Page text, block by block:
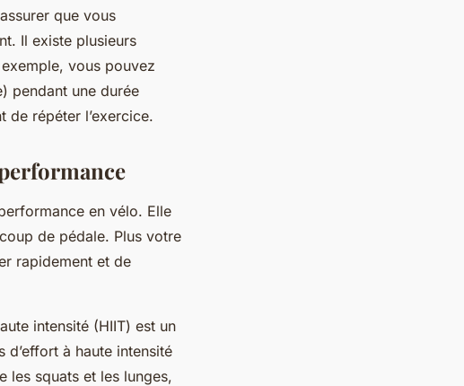
que vous
Il existe plusieurs
vous pouvez
pendant une durée
de répéter l’exercice.
en vélo. Elle
de pédale. Plus votre
rapidement et de
intensité (HIIT) est un
d’effort à haute intensité
les squats et les lunges,